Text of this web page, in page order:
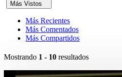
Más Vistos
Más Recientes
Más Comentados
Más Compartidos
Mostrando 1 - 10 resultados